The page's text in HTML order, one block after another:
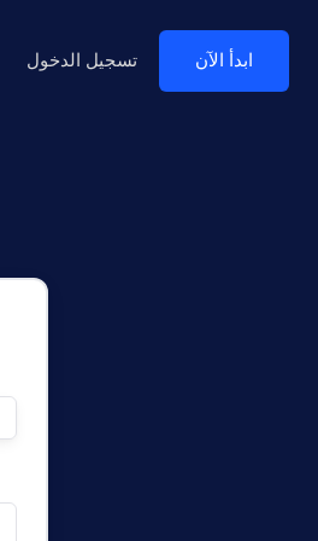
تسجيل الدخول ابدأ الآن